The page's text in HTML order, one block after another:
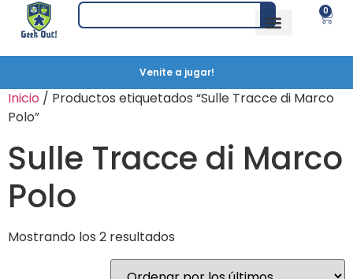
0
Venite a jugar!
Inicio / Productos etiquetados “Sulle Tracce di Marco
Polo”
Sulle Tracce di Marco
Polo
Mostrando los 2 resultados